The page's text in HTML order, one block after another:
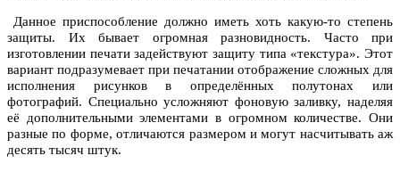
Данное приспособление должно иметь хоть какую-то степень
защиты. Их бывает огромная разновидность. Часто при
изготовлении печати задействуют защиту типа «текстура». Этот
вариант подразумевает при печатании отображение сложных для
исполнения рисунков в определённых полутонах или
фотографий. Специально усложняют фоновую заливку, наделяя
её дополнительными элементами в огромном количестве. Они
разные по форме, отличаются размером и могут насчитывать аж
десять тысяч штук.